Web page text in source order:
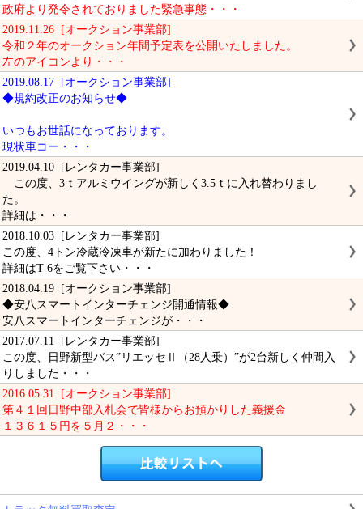
政府より発令されておりました緊急事態・・・
2019.11.26 [オークション事業部]
令和２年のオークション年間予定表を公開いたしました。
左のアイコンより・・・
2019.08.17 [オークション事業部]
◆規約改正のお知らせ◆
いつもお世話になっております。
現状車コー・・・
2019.04.10 [レンタカー事業部]
この度、3ｔアルミウイングが新しく3.5ｔに入れ替わりまし
た。
詳細は・・・
2018.10.03 [レンタカー事業部]
この度、4トン冷蔵冷凍車が新たに加わりました！
詳細はT-6をご覧下さい・・・
2018.04.19 [オークション事業部]
◆安八スマートインターチェンジ開通情報◆
安八スマートインターチェンジが・・・
2017.07.11 [レンタカー事業部]
この度、日野新型バス”リエッセⅡ（28人乗）”が2台新しく仲間入
りしました・・・
2016.05.31 [オークション事業部]
第４１回日野中部入札会で皆様からお預かりした義援金
１３６１５円を５月２・・・